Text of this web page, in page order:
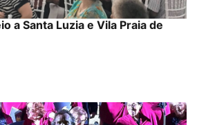
a Santa Luzia e Vila Praia de